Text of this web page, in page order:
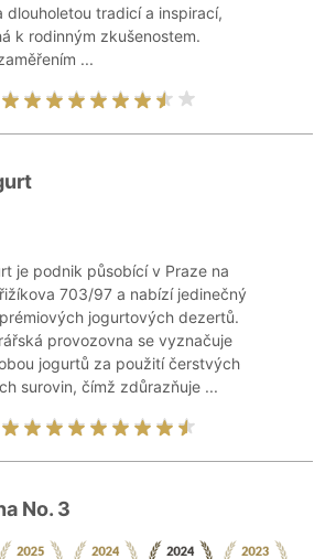
dlouholetou tradicí a inspirací,
k rodinným zkušenostem.
...
je podnik působící v Praze na
703/97 a nabízí jedinečný
jogurtových dezertů.
provozovna se vyznačuje
jogurtů za použití čerstvých
surovin, čímž zdůrazňuje ...
No. 3